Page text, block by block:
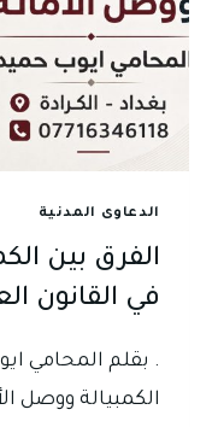
الدعاوى المدنية
الفرق بين
في القانون
. بقلم المحامي
الكمبيالة ووصل